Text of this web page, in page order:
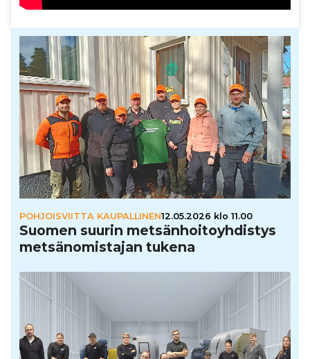
POHJOISVIITTA KAUPALLINEN12.05.2026 klo 11.00
Suomen suurin met­sän­hoi­to­yh­dis­tys
met­sä­no­mis­ta­jan tukena